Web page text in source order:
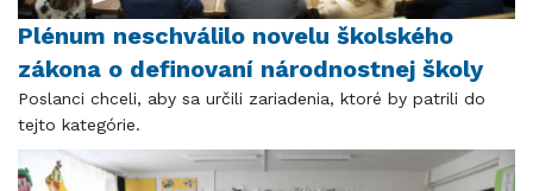
Plénum neschválilo novelu školského
zákona o definovaní národnostnej školy
Poslanci chceli, aby sa určili zariadenia, ktoré by patrili do
tejto kategórie.